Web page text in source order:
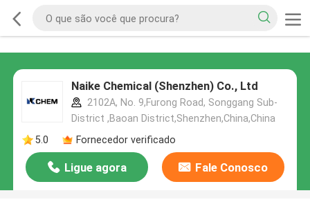
Naike Chemical (Shenzhen) Co., Ltd
2102A, No. 9,Furong Road, Songgang Sub-
District ,Baoan District,Shenzhen,China,China
5.0
Fornecedor verificado
Ligue agora Fale Conosco